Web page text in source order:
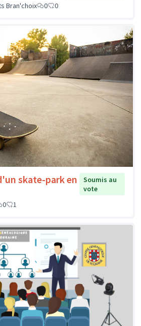
Bran'choix
0 0
skate-park en
Soumis au
vote
0 1